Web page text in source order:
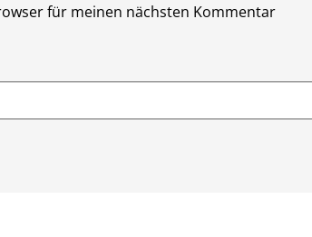
für meinen nächsten Kommentar